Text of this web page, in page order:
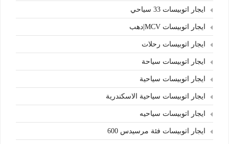
ايجار اتوبيسات 33 سياحي
ايجار اتوبيسات MCV|دهب
ايجار اتوبيسات رحلات
ايجار اتوبيسات سياحة
ايجار اتوبيسات سياحية
ايجار اتوبيسات سياحية الاسكندرية
ايجار اتوبيسات سياحيه
ايجار اتوبيسات فئة مرسيدس 600